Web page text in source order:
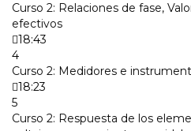
Curso 2: Relaciones de fase,
efectivos
18:43
4
Curso 2: Medidores e
18:23
5
Curso 2: Respuesta de los